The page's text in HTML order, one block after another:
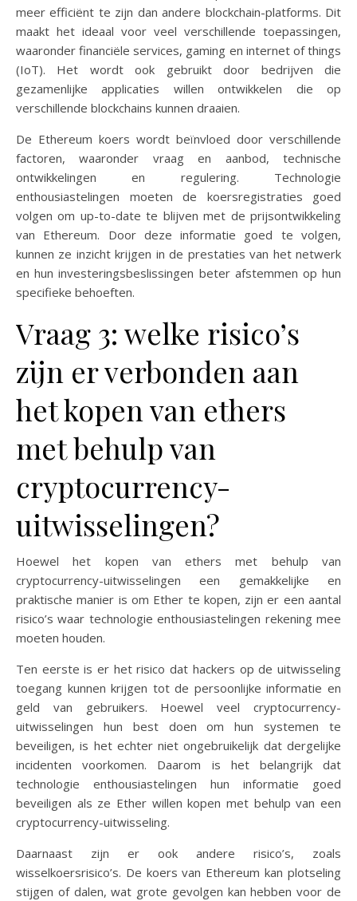
meer efficiënt te zijn dan andere blockchain-platforms. Dit
maakt het ideaal voor veel verschillende toepassingen,
waaronder financiële services, gaming en internet of things
(IoT). Het wordt ook gebruikt door bedrijven die
gezamenlijke applicaties willen ontwikkelen die op
verschillende blockchains kunnen draaien.
De Ethereum koers wordt beïnvloed door verschillende
factoren, waaronder vraag en aanbod, technische
ontwikkelingen en regulering. Technologie
enthousiastelingen moeten de koersregistraties goed
volgen om up-to-date te blijven met de prijsontwikkeling
van Ethereum. Door deze informatie goed te volgen,
kunnen ze inzicht krijgen in de prestaties van het netwerk
en hun investeringsbeslissingen beter afstemmen op hun
specifieke behoeften.
Vraag 3: welke risico’s
zijn er verbonden aan
het kopen van ethers
met behulp van
cryptocurrency-
uitwisselingen?
Hoewel het kopen van ethers met behulp van
cryptocurrency-uitwisselingen een gemakkelijke en
praktische manier is om Ether te kopen, zijn er een aantal
risico’s waar technologie enthousiastelingen rekening mee
moeten houden.
Ten eerste is er het risico dat hackers op de uitwisseling
toegang kunnen krijgen tot de persoonlijke informatie en
geld van gebruikers. Hoewel veel cryptocurrency-
uitwisselingen hun best doen om hun systemen te
beveiligen, is het echter niet ongebruikelijk dat dergelijke
incidenten voorkomen. Daarom is het belangrijk dat
technologie enthousiastelingen hun informatie goed
beveiligen als ze Ether willen kopen met behulp van een
cryptocurrency-uitwisseling.
Daarnaast zijn er ook andere risico’s, zoals
wisselkoersrisico’s. De koers van Ethereum kan plotseling
stijgen of dalen, wat grote gevolgen kan hebben voor de